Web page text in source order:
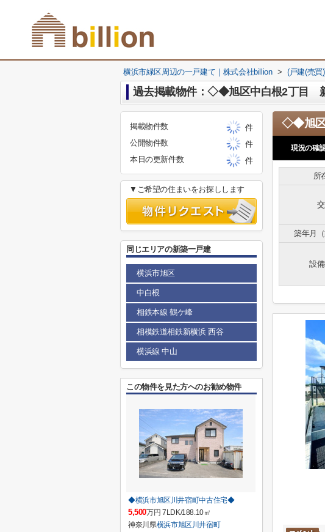
横浜市緑区周辺の一戸建て｜株式会社billion > (戸建(売買
過去掲載物件：◇◆旭区中白根2丁目
現況の確
所
築年月（
設
掲載物件数
件
公開物件数
件
本日の更新件数
件
▼ご希望の住まいをお探しします
同じエリアの新築一戸建
横浜市旭区
中白根
相鉄本線 鶴ケ峰
相模鉄道相鉄新横浜 西谷
横浜線 中山
この物件を見た方へのお勧め物件
◆横浜市旭区川井宿町中古住宅◆
5,500万円 7LDK/188.10㎡
神奈川県横浜市旭区 川井宿町